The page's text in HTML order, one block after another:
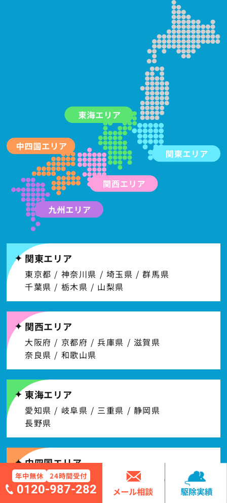
関東エリア
東京都 / 神奈川県 / 埼玉県 / 群馬県
千葉県 / 栃木県 / 山梨県
関西エリア
大阪府 / 京都府 / 兵庫県 / 滋賀県
奈良県 / 和歌山県
東海エリア
愛知県 / 岐阜県 / 三重県 / 静岡県
長野県
中四国エリア
岡山県 / 広島県 / 山口県 / 鳥取県 / 島根県 /
香川県 / 愛媛県 / 徳島県 / 高知県
年中無休 24時間受付
0120-987-282